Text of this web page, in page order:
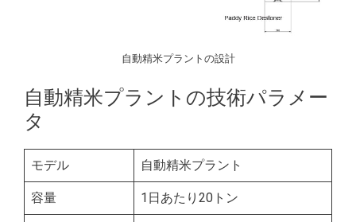
自動精米プラントの設計
自動精米プラントの技術パラメー
タ
モデル 自動精米プラント
容量 1日あたり20トン